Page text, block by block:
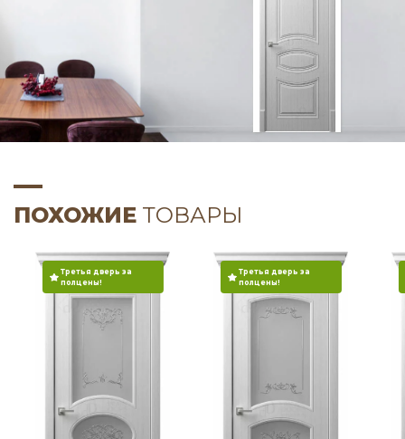
ПОХОЖИЕ ТОВАРЫ
Третья дверь за
полцены!
Третья дверь за
полцены!